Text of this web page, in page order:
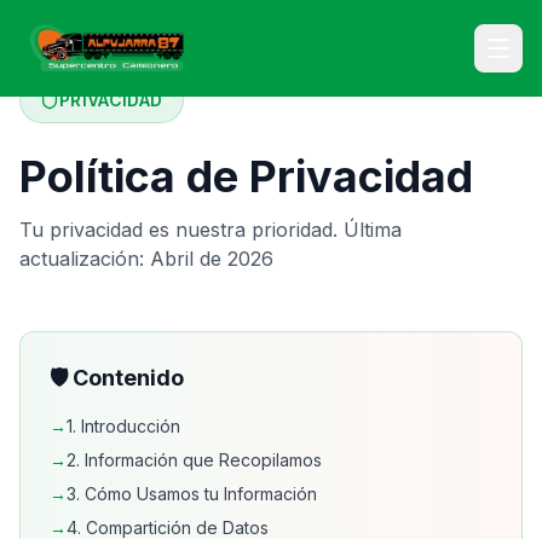
PRIVACIDAD
Política de Privacidad
Tu privacidad es nuestra prioridad. Última
actualización: Abril de 2026
🛡️ Contenido
→1. Introducción
→2. Información que Recopilamos
→3. Cómo Usamos tu Información
→4. Compartición de Datos